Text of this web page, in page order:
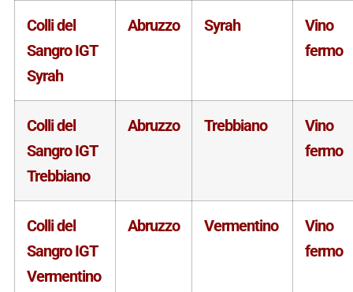
Colli del
Sangro IGT
Syrah
Abruzzo Syrah
Vino
fermo
Colli del
Sangro IGT
Trebbiano
Abruzzo Trebbiano
Vino
fermo
Colli del
Sangro IGT
Vermentino
Abruzzo Vermentino
Vino
fermo